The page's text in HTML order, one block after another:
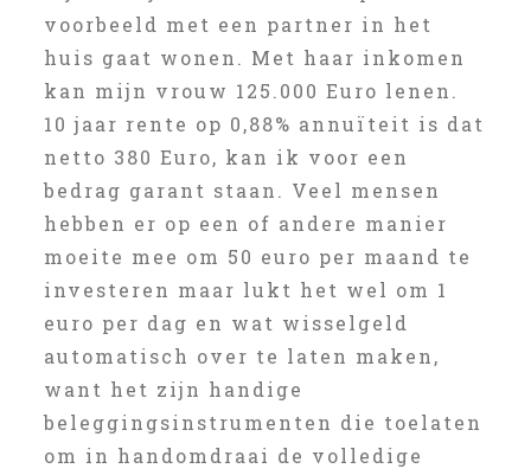
voorbeeld met een partner in het
huis gaat wonen. Met haar inkomen
kan mijn vrouw 125.000 Euro lenen.
10 jaar rente op 0,88% annuïteit is dat
netto 380 Euro, kan ik voor een
bedrag garant staan. Veel mensen
hebben er op een of andere manier
moeite mee om 50 euro per maand te
investeren maar lukt het wel om 1
euro per dag en wat wisselgeld
automatisch over te laten maken,
want het zijn handige
beleggingsinstrumenten die toelaten
om in handomdraai de volledige